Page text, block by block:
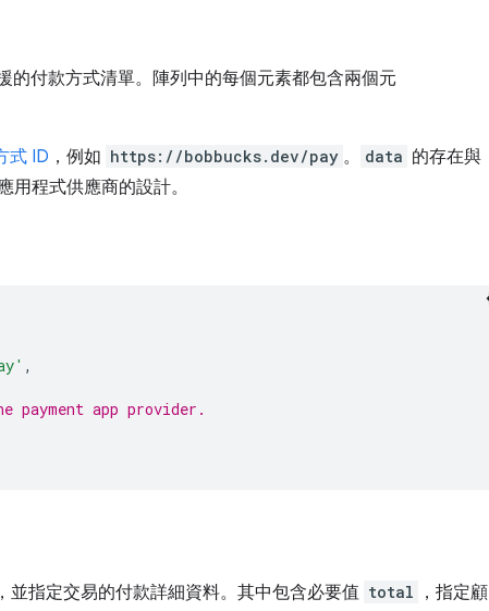
的付款方式清單。陣列中的每個元素都包含兩個元
式 ID ，例如 https://bobbucks.dev/pay 。 data 的存在與
用程式供應商的設計。
,
payment app provider.
並指定交易的付款詳細資料。其中包含必要值 total
，指定顧